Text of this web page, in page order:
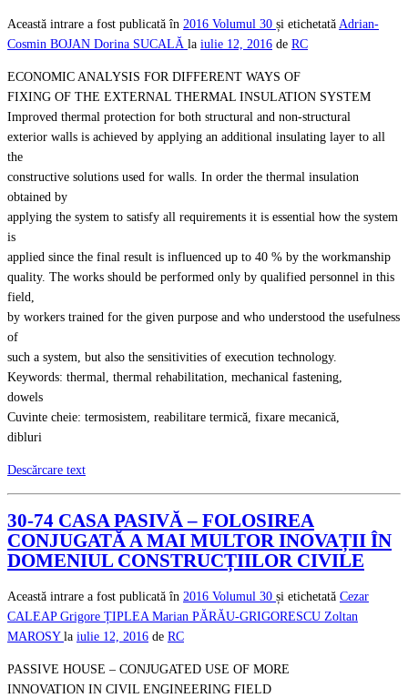
Această intrare a fost publicată în 2016 Volumul 30 și etichetată Adrian-
Cosmin BOJAN Dorina SUCALĂ la iulie 12, 2016 de RC
ECONOMIC ANALYSIS FOR DIFFERENT WAYS OF
FIXING OF THE EXTERNAL THERMAL INSULATION SYSTEM
Improved thermal protection for both structural and non-structural
exterior walls is achieved by applying an additional insulating layer to all
the
constructive solutions used for walls. In order the thermal insulation
obtained by
applying the system to satisfy all requirements it is essential how the system
is
applied since the final result is influenced up to 40 % by the workmanship
quality. The works should be performed only by qualified personnel in this
field,
by workers trained for the given purpose and who understood the usefulness
of
such a system, but also the sensitivities of execution technology.
Keywords: thermal, thermal rehabilitation, mechanical fastening,
dowels
Cuvinte cheie: termosistem, reabilitare termică, fixare mecanică,
dibluri
Descărcare text
30-74 CASA PASIVĂ – FOLOSIREA
CONJUGATĂ A MAI MULTOR INOVAȚII ÎN
DOMENIUL CONSTRUCȚIILOR CIVILE
Această intrare a fost publicată în 2016 Volumul 30 și etichetată Cezar
CALEAP Grigore ȚIPLEA Marian PĂRĂU-GRIGORESCU Zoltan
MAROSY la iulie 12, 2016 de RC
PASSIVE HOUSE – CONJUGATED USE OF MORE
INNOVATION IN CIVIL ENGINEERING FIELD